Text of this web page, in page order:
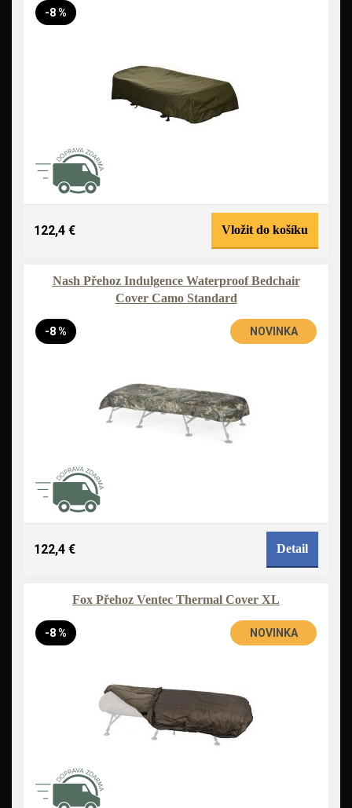
-8 %
122,4 € Vložit do košíku
Nash Přehoz Indulgence Waterproof Bedchair
Cover Camo Standard
-8 % NOVINKA
122,4 € Detail
Fox Přehoz Ventec Thermal Cover XL
-8 % NOVINKA